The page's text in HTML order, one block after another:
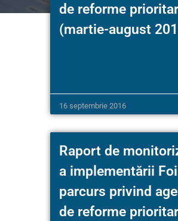
de reforme
(martie-august
16 septembrie 2016
Raport de
a implementării
parcurs privind
de reforme